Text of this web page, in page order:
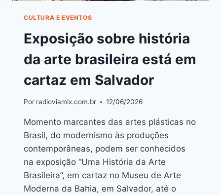
CULTURA E EVENTOS
Exposição sobre história
da arte brasileira está em
cartaz em Salvador
Por radioviamix.com.br 12/06/2026
Momento marcantes das artes plásticas no
Brasil, do modernismo às produções
contemporâneas, podem ser conhecidos
na exposição “Uma História da Arte
Brasileira”, em cartaz no Museu de Arte
Moderna da Bahia, em Salvador, até o